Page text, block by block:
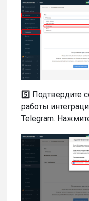
5️⃣ Подтвердите
работы
Telegram.